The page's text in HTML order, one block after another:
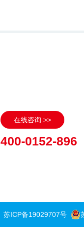
在线咨询 >>
400-0152-896
苏ICP备19029707号